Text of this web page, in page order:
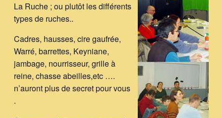
La Ruche ; ou plutôt les différents
types de ruches..
Cadres, hausses, cire gaufrée,
Warré, barrettes, Keyniane,
jambage, nourrisseur, grille à
reine, chasse abeilles,etc ….
n’auront plus de secret pour vous
.